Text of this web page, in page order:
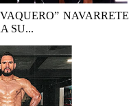
NAVARRETE
SU...